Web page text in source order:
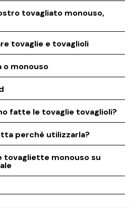
tovagliato monouso,
tovaglie e tovaglioli
o monouso
fatte le tovaglie tovaglioli?
perchè utilizzarla?
tovagliette monouso su